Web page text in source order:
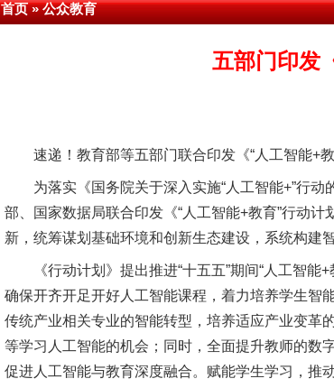
首页»公众教育
五部门印发
速递！教育部等五部门联合印发《“人工智能+教
为落实《国务院关于深入实施“人工智能+”行动
部、国家数据局联合印发《“人工智能+教育”行动
新，统筹谋划基础环境和创新生态建设，系统构
《行动计划》提出推进“十五五”期间“人工智能+
确保开齐开足开好人工智能课程，着力培养学生智
传统产业相关专业的智能转型，培养适应产业变革
等学习人工智能的机会；同时，全面提升教师的数
促进人工智能与教育深度融合。赋能学生学习，推